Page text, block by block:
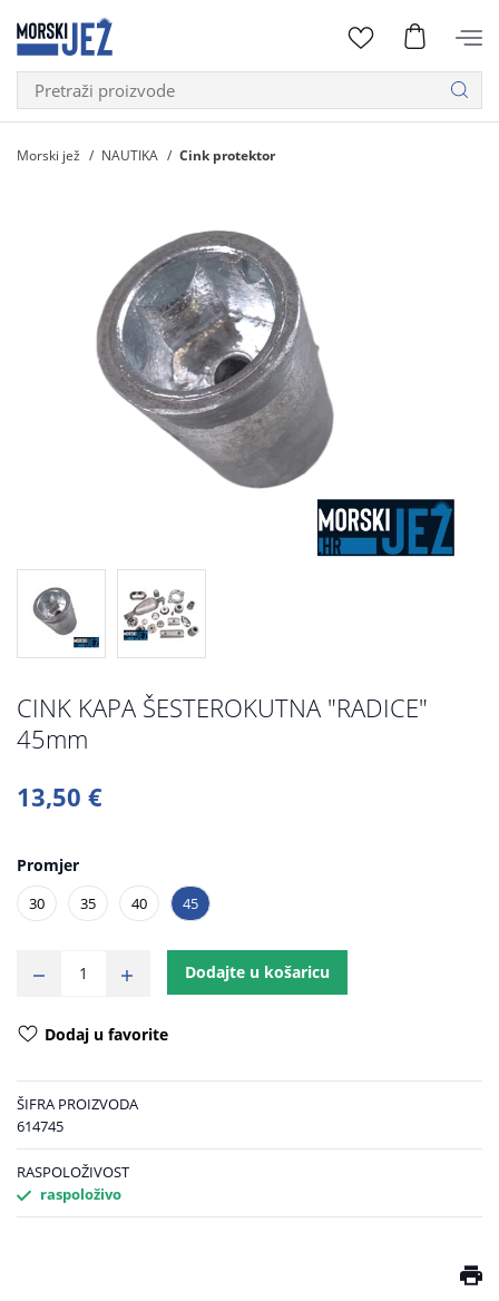
Morski jež NAUTIKA Cink protektor
CINK KAPA ŠESTEROKUTNA "RADICE"
45mm
13,50 €
Promjer
30 35 40 45
Dodajte u košaricu
Dodaj u favorite
ŠIFRA PROIZVODA
614745
RASPOLOŽIVOST
raspoloživo